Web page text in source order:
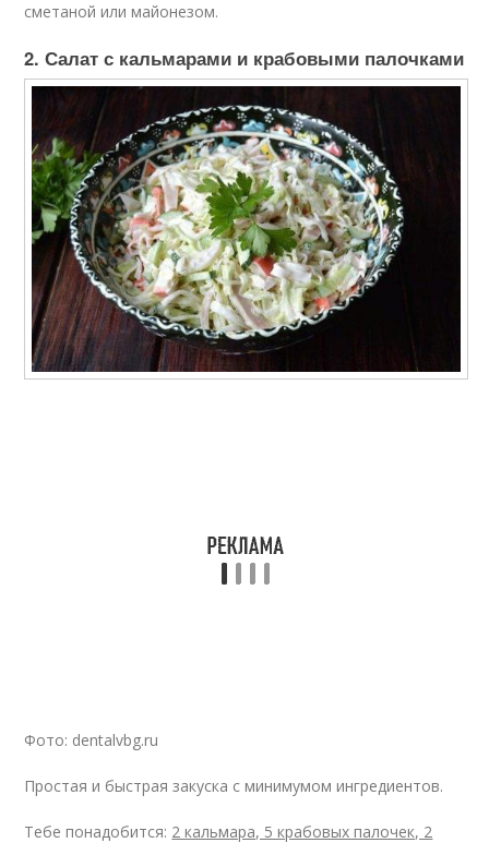
сметаной или майонезом.
2. Салат с кальмарами и крабовыми палочками
Фото: dentalvbg.ru
Простая и быстрая закуска с минимумом ингредиентов.
Тебе понадобится: 2 кальмара, 5 крабовых палочек, 2